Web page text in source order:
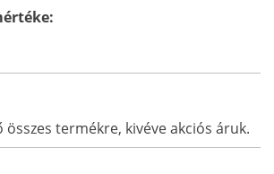
összes termékre, kivéve akciós áruk.